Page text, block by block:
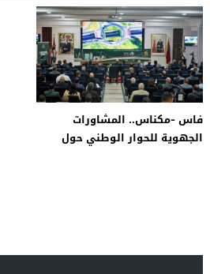
فاس -مكناس.. المشاورات
الجهوية للحوار الوطني حول